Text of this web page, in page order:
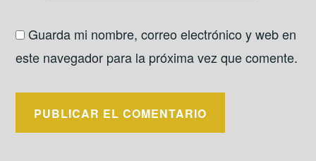
Guarda mi nombre, correo electrónico y web en
este navegador para la próxima vez que comente.